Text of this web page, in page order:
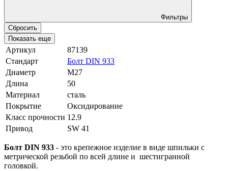
Фильтры
Сбросить
Показать еще
Артикул
87139
Стандарт
Болт DIN 933
Диаметр
М27
Длина
50
Материал
сталь
Покрытие
Оксидирование
Класс прочности 12.9
Привод
SW 41
Болт DIN 933 - это крепежное изделие в виде шпильки с
метрической резьбой по всей длине и шестигранной
головкой.